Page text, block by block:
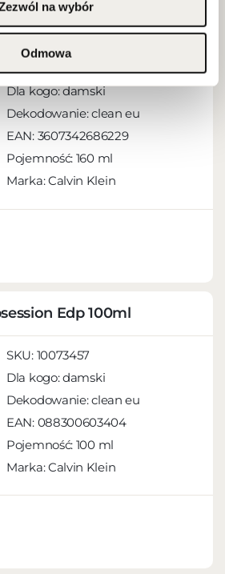
na wybór
Odmowa
Edp 160ml
SKU:10073533
Dla kogo:damski
Dekodowanie:clean eu
EAN: 3607342686229
Pojemność: 160 ml
Marka: Calvin Klein
Edp 100ml
SKU: 10073457
Dla kogo:damski
Dekodowanie:clean eu
EAN: 088300603404
Pojemność: 100 ml
Marka: Calvin Klein